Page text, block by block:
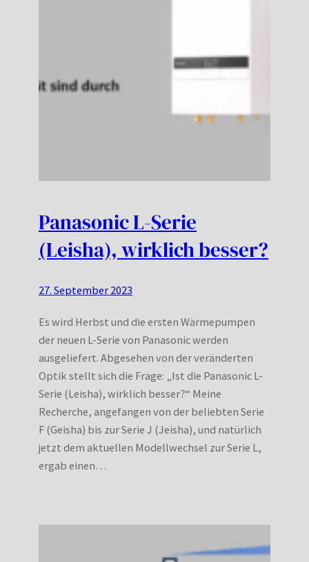
Panasonic L-Serie
(Leisha), wirklich besser?
27. September 2023
Es wird Herbst und die ersten Wärmepumpen
der neuen L-Serie von Panasonic werden
ausgeliefert. Abgesehen von der veränderten
Optik stellt sich die Frage: „Ist die Panasonic L-
Serie (Leisha), wirklich besser?“ Meine
Recherche, angefangen von der beliebten Serie
F (Geisha) bis zur Serie J (Jeisha), und natürlich
jetzt dem aktuellen Modellwechsel zur Serie L,
ergab einen…